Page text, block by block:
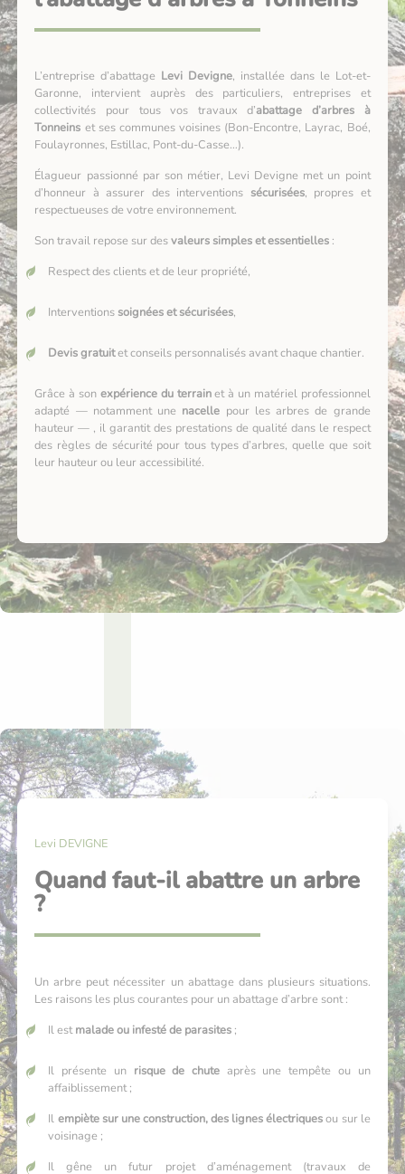
L’entreprise d’abattage Levi Devigne, installée dans le Lot-et-
Garonne, intervient auprès des particuliers, entreprises et
collectivités pour tous vos travaux d’abattage d’arbres à
Tonneins et ses communes voisines (Bon-Encontre, Layrac, Boé,
Foulayronnes, Estillac, Pont-du-Casse…).
Élagueur passionné par son métier, Levi Devigne met un point
d’honneur à assurer des interventions sécurisées, propres et
respectueuses de votre environnement.
Son travail repose sur desvaleurs simples et essentielles :
Respect des clients et de leur propriété,
Interventions soignées et sécurisées,
Devis gratuitet conseils personnalisés avant chaque chantier.
Grâce à son expérience du terrainet à un matériel professionnel
adapté — notamment une nacelle pour les arbres de grande
hauteur — , il garantit des prestations de qualité dans le respect
des règles de sécurité pour tous types d’arbres, quelle que soit
leur hauteur ou leur accessibilité.
Levi DEVIGNE
Quand faut-il abattre un arbre
?
Un arbre peut nécessiter un abattage dans plusieurs situations.
Les raisons les plus courantes pour un abattage d’arbre sont :
Il estmalade ou infesté de parasites ;
Il présente un risque de chute après une tempête ou un
affaiblissement ;
Il empiète sur une construction, des lignes électriquesou sur le
voisinage ;
Il gêne un futur projet d’aménagement (travaux de